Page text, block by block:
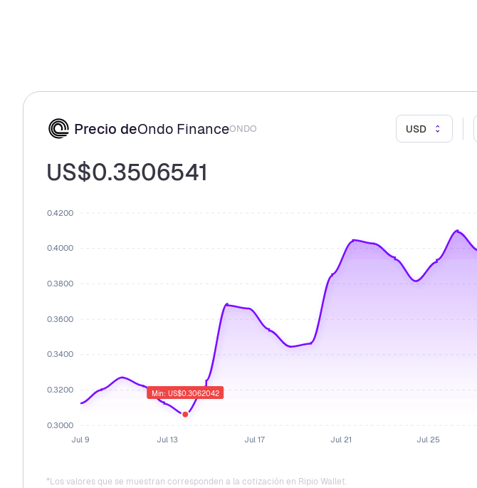
Precio deOndo FinanceONDO USD
US$0.3506541
0.4200
0.4000
0.3800
0.3600
0.3400
0.3200
0.3000
Jul 9
Jul 13 Jul 17 Jul 21 Jul 25
Min: US$0.3062042
*Los valores que se muestran corresponden a la cotización en Ripio Wallet.